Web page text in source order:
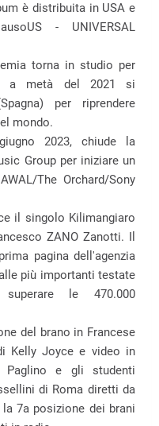
è distribuita in USA e
- UNIVERSAL
torna in studio per
a metà del 2021 si
per riprendere
mondo.
2023, chiude la
Group per iniziare un
The Orchard/Sony
il singolo Kilimangiaro
ZANO Zanotti. Il
pagina dell'agenzia
più importanti testate
le 470.000
del brano in Francese
Kelly Joyce e video in
Paglino e gli studenti
di Roma diretti da
7a posizione dei brani